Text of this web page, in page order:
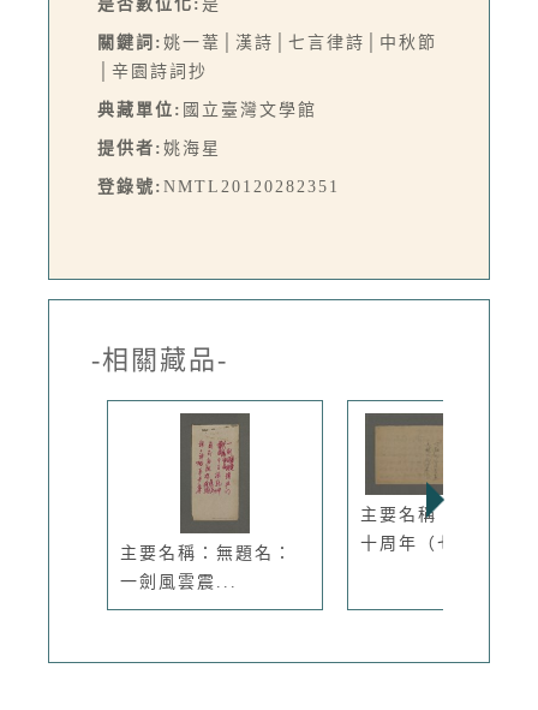
是否數位化: 是
關鍵詞: 姚一葦│漢詩│七言律詩│中秋節
│辛園詩詞抄
典藏單位: 國立臺灣文學館
提供者: 姚海星
登錄號: NMTL20120282351
-相關藏品-
主要名稱：無題名：
一劍風雲震...
主要名稱：台灣光復
十周年（七...